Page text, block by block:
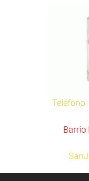
Teléfono:
Barrio